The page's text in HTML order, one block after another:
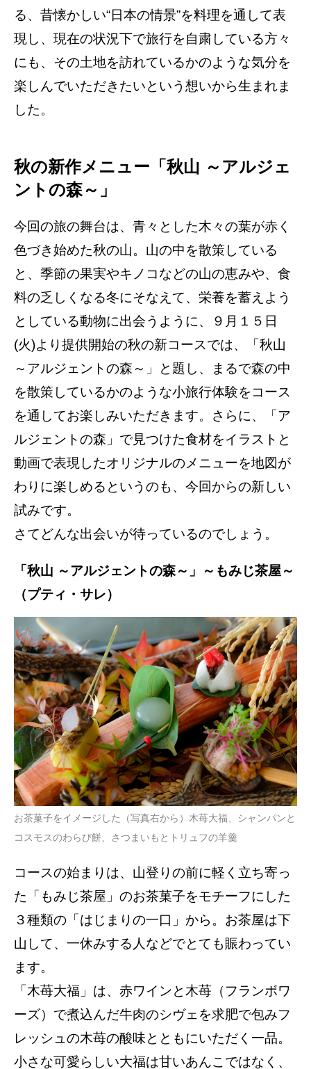
る、昔懐かしい“日本の情景”を料理を通して表
現し、現在の状況下で旅行を自粛している方々
にも、その土地を訪れているかのような気分を
楽しんでいただきたいという想いから生まれま
した。
秋の新作メニュー「秋山 ～アルジェ
ントの森～」
今回の旅の舞台は、青々とした木々の葉が赤く
色づき始めた秋の山。山の中を散策している
と、季節の果実やキノコなどの山の恵みや、食
料の乏しくなる冬にそなえて、栄養を蓄えよう
としている動物に出会うように、９月１５日
(火)より提供開始の秋の新コースでは、「秋山
～アルジェントの森～」と題し、まるで森の中
を散策しているかのような小旅行体験をコース
を通してお楽しみいただきます。さらに、「ア
ルジェントの森」で見つけた食材をイラストと
動画で表現したオリジナルのメニューを地図が
わりに楽しめるというのも、今回からの新しい
試みです。
さてどんな出会いが待っているのでしょう。
「秋山 ～アルジェントの森～」～もみじ茶屋～
（プティ・サレ）
お茶菓子をイメージした（写真右から）木苺大福、シャンパンと
コスモスのわらび餅、さつまいもとトリュフの羊羹
コースの始まりは、山登りの前に軽く立ち寄っ
た「もみじ茶屋」のお茶菓子をモチーフにした
３種類の「はじまりの一口」から。お茶屋は下
山して、一休みする人などでとても賑わってい
ます。
「木苺大福」は、赤ワインと木苺（フランボワ
ーズ）で煮込んだ牛肉のシヴェを求肥で包みフ
レッシュの木苺の酸味とともにいただく一品。
小さな可愛らしい大福は甘いあんこではなく、